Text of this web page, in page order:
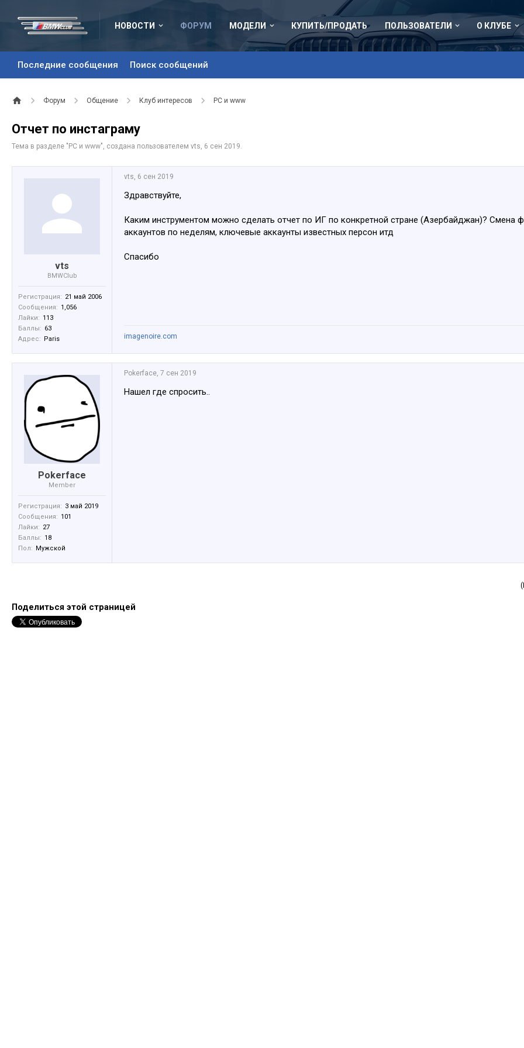
НОВОСТИ ФОРУМ
Последние сообщения Поиск сообщений
МОДЕЛИ КУПИТЬ/ПРОДАТЬ ПОЛЬЗОВАТЕЛИ О КЛУБЕ
Форум Общение Клуб интересов PC и www
Отчет по инстаграму
Тема в разделе " PC и www", создана пользователем vts, 6 сен 2019.
vts
BMWClub
Регистрация: 21 май 2006
Сообщения: 1,056
Лайки: 113
Баллы: 63
Адрес: Paris
vts, 6 сен 2019
Здравствуйте,
Каким инструментом можно сделать отчет по ИГ по конкретной стране (Азербайджан)? Смена
аккаунтов по неделям, ключевые аккаунты известных персон итд
Спасибо
imagenoire.com
Pokerface
Member
Регистрация: 3 май 2019
Сообщения: 101
Лайки: 27
Баллы: 18
Пол:
Мужской
Pokerface, 7 сен 2019
Нашел где спросить..
Поделиться этой страницей